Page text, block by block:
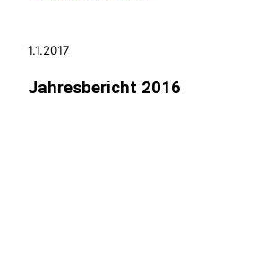
1.1.2017
Jahresbericht 2016